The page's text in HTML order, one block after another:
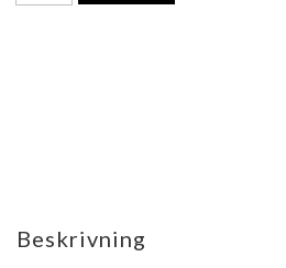
Beskrivning